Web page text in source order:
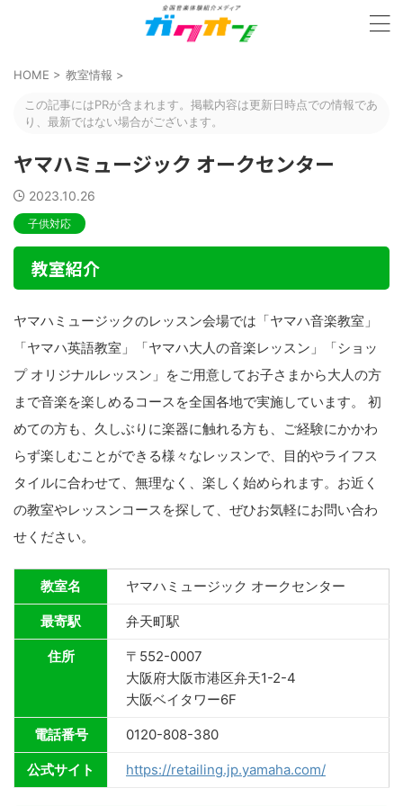
HOME > 教室情報 >
この記事にはPRが含まれます。掲載内容は更新日時点での情報であ
り、最新ではない場合がございます。
ヤマハミュージック オークセンター
2023.10.26
子供対応
教室紹介
ヤマハミュージックのレッスン会場では「ヤマハ音楽教室」
「ヤマハ英語教室」「ヤマハ大人の音楽レッスン」「ショッ
プ オリジナルレッスン」をご用意してお子さまから大人の方
まで音楽を楽しめるコースを全国各地で実施しています。 初
めての方も、久しぶりに楽器に触れる方も、ご経験にかかわ
らず楽しむことができる様々なレッスンで、目的やライフス
タイルに合わせて、無理なく、楽しく始められます。お近く
の教室やレッスンコースを探して、ぜひお気軽にお問い合わ
せください。
教室名 ヤマハミュージック オークセンター
最寄駅 弁天町駅
住所
〒552-0007
大阪府大阪市港区弁天1-2-4
大阪ベイタワー6F
電話番号 0120-808-380
公式サイト https://retailing.jp.yamaha.com/